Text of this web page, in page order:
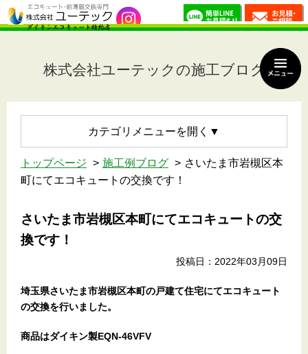
株式会社ユーテックの施工ブログ
カテゴリメニュー
トップページ 施工例ブログ
さいたま市岩槻区本
町にてエコキュートの交換です！
さいたま市岩槻区本町にてエコキュートの交
換です！
投稿日：2022年03月09日
埼玉県さいたま市岩槻区本町の戸建て住宅にてエコキュート
の交換を行いました。
商品はダイキン製EQN-46VFV